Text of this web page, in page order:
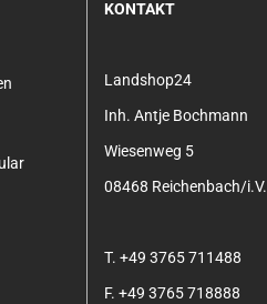
KONTAKT
Landshop24
Inh. Antje Bochmann
Wiesenweg 5
08468 Reichenbach/i.V.
T. +49 3765 711488
F. +49 3765 718888